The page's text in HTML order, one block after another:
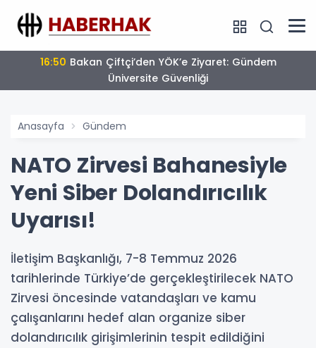
16:50
Üniversite Güvenliği
Anasayfa Gündem
NATO Zirvesi Bahanesiyle
Yeni Siber Dolandırıcılık
Uyarısı!
İletişim Başkanlığı, 7-8 Temmuz 2026
tarihlerinde Türkiye’de gerçekleştirilecek NATO
Zirvesi öncesinde vatandaşları ve kamu
çalışanlarını hedef alan organize siber
dolandırıcılık girişimlerinin tespit edildiğini